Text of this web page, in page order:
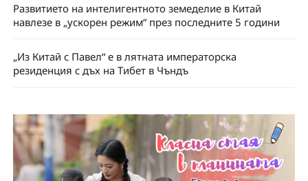
Развитието на интелигентното земеделие в Китай
навлезе в „ускорен режим“ през последните 5 години
„Из Китай с Павел“ е в лятната императорска
резиденция с дъх на Тибет в Чъндъ